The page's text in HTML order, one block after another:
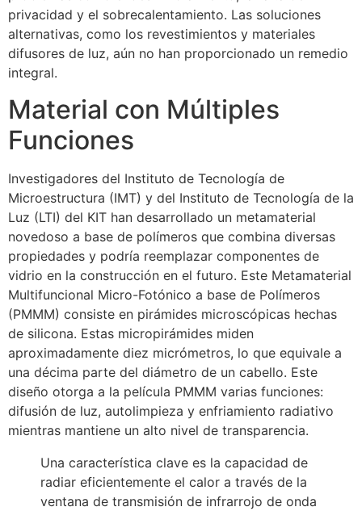
privacidad y el sobrecalentamiento. Las soluciones
alternativas, como los revestimientos y materiales
difusores de luz, aún no han proporcionado un remedio
integral.
Material con Múltiples
Funciones
Investigadores del Instituto de Tecnología de
Microestructura (IMT) y del Instituto de Tecnología de la
Luz (LTI) del KIT han desarrollado un metamaterial
novedoso a base de polímeros que combina diversas
propiedades y podría reemplazar componentes de
vidrio en la construcción en el futuro. Este Metamaterial
Multifuncional Micro-Fotónico a base de Polímeros
(PMMM) consiste en pirámides microscópicas hechas
de silicona. Estas micropirámides miden
aproximadamente diez micrómetros, lo que equivale a
una décima parte del diámetro de un cabello. Este
diseño otorga a la película PMMM varias funciones:
difusión de luz, autolimpieza y enfriamiento radiativo
mientras mantiene un alto nivel de transparencia.
Una característica clave es la capacidad de
radiar eficientemente el calor a través de la
ventana de transmisión de infrarrojo de onda